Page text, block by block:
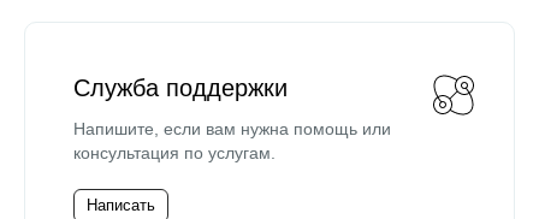
Служба поддержки
Напишите, если вам нужна помощь или
консультация по услугам.
Написать